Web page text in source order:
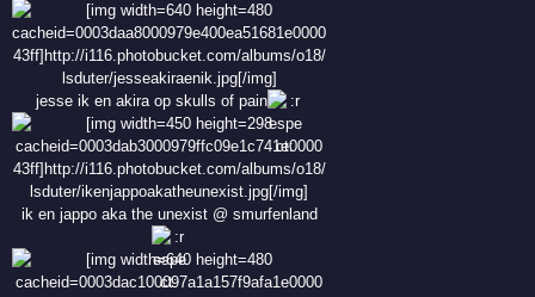
jesse ik en akira op skulls of pain
ik en jappo aka the unexist @ smurfenland